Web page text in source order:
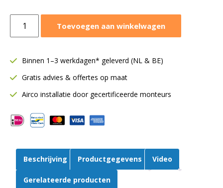
afzuigmotor
m³/h
DDN
524-
aantal
Toevoegen aan winkelwagen
Binnen 1–3 werkdagen* geleverd (NL & BE)
Gratis advies & offertes op maat
Airco installatie door gecertificeerde monteurs
Beschrijving Productgegevens Video
Gerelateerde producten